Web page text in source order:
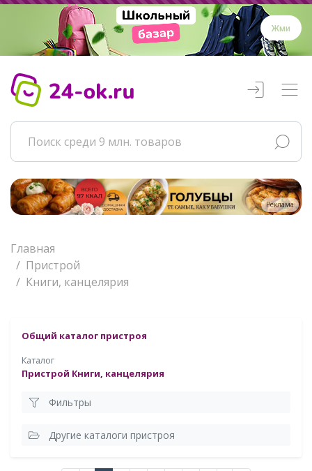
Жми
Реклама
Главная
Пристрой
Книги, канцелярия
Общий каталог пристроя
Каталог
Пристрой Книги, канцелярия
Фильтры
Другие каталоги пристроя